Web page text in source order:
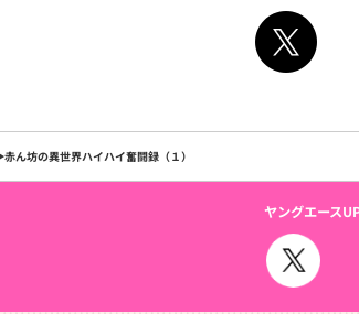
赤ん坊の異世界ハイハイ奮闘録（１）
ヤングエース